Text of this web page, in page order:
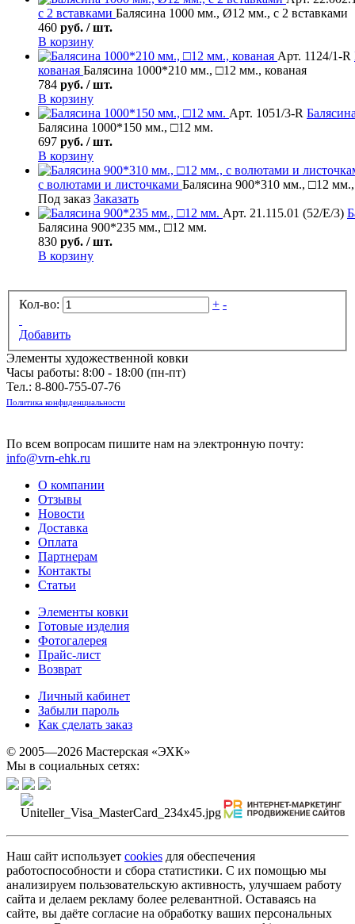
с 2 вставками Балясина 1000 мм., Ø12 мм., с 2 вставками
460 руб. / шт.
В корзину
Арт. 1124/1-R
кованая Балясина 1000*210 мм., □12 мм., кованая
784 руб. / шт.
В корзину
Арт. 1051/3-R
Балясина 1000*150 мм., □12 мм.
697 руб. / шт.
В корзину
с волютами и листочками Балясина 900*310 мм., □12
Под заказ Заказать
Арт. 21.115.01 (52/Е/3)
Балясина 900*235 мм., □12 мм.
830 руб. / шт.
В корзину
Кол-во: + -
Добавить
Элементы художественной ковки
Часы работы: 8:00 - 18:00 (пн-пт)
Тел.: 8-800-755-07-76
Политика конфиденциальности
По всем вопросам пишите нам на электронную почту:
info@vrn-ehk.ru
О компании
Отзывы
Новости
Доставка
Оплата
Партнерам
Контакты
Статьи
Элементы ковки
Готовые изделия
Фотогалерея
Прайс-лист
Возврат
Личный кабинет
Забыли пароль
Как сделать заказ
© 2005—2026 Мастерская «ЭХК»
Мы в социальных сетях:
Наш сайт использует cookies для обеспечения
работоспособности и сбора статистики. С их помощью мы
анализируем пользовательскую активность, улучшаем работу
сайта и делаем рекламу более релевантной. Оставаясь на
сайте, вы даёте согласие на обработку ваших персональных